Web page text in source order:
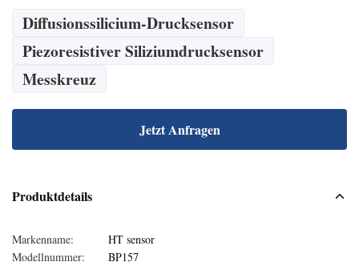
Diffusionssilicium-Drucksensor
Piezoresistiver Siliziumdrucksensor
Messkreuz
Jetzt Anfragen
Produktdetails
Markenname:
HT sensor
Modellnummer:
BP157